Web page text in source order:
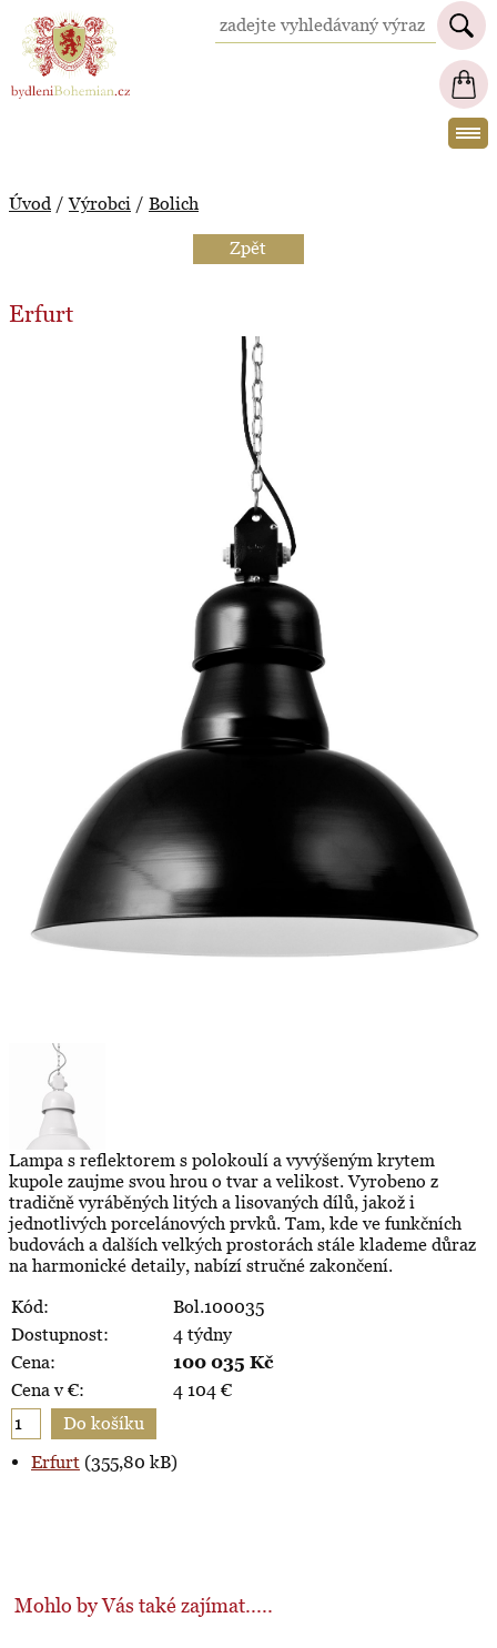
BydleniBohemian.cz
Úvod /Výrobci / Bolich
Zpět
Erfurt
Lampa s reflektorem s polokoulí a vyvýšeným krytem
kupole zaujme svou hrou o tvar a velikost. Vyrobeno z
tradičně vyráběných litých a lisovaných dílů, jakož i
jednotlivých porcelánových prvků. Tam, kde ve funkčních
budovách a dalších velkých prostorách stále klademe důraz
na harmonické detaily, nabízí stručné zakončení.
Kód:
Bol.100035
Dostupnost:
4 týdny
Cena:
100 035 Kč
Cena v €:
4 104 €
Erfurt (355,80 kB)
Mohlo by Vás také zajímat.....